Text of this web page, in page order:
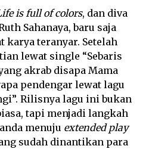
is full of colors, dan diva
Sahanaya, baru saja
karya teranyar. Setelah
lewat single “Sebaris
akrab disapa Mama
pendengar lewat lagu
Rilisnya lagu ini bukan
tapi menjadi langkah
menuju extended play
sudah dinantikan para